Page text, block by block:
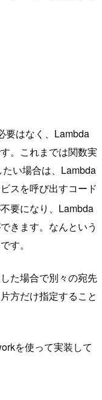
要はなく、Lambda
。これまでは関数実
い場合は、Lambda
スを呼び出すコード
要になり、Lambda
きます。なんという
す。
た場合で別々の宛先
方だけ指定すること
を使って実装して